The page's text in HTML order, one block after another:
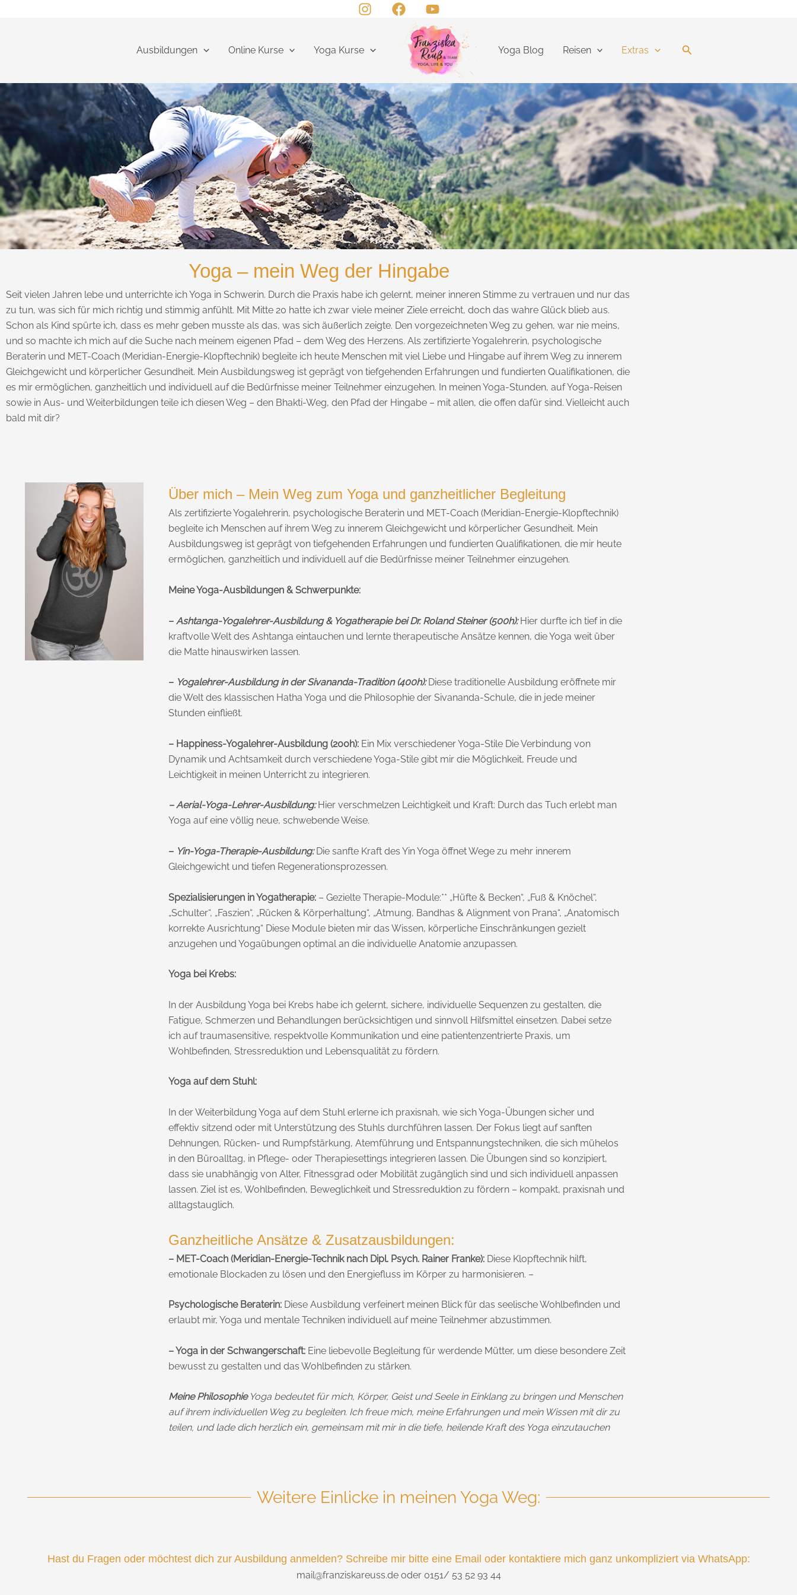
Ausbildungen Online Kurse Yoga Kurse Yoga Blog Reisen Extras Suchen
Yoga – mein Weg der Hingabe
Seit vielen Jahren lebe und unterrichte ich Yoga in Schwerin. Durch die Praxis habe ich gelernt, meiner inneren Stimme zu vertrauen und nur das
zu tun, was sich für mich richtig und stimmig anfühlt. Mit Mitte 20 hatte ich zwar viele meiner Ziele erreicht, doch das wahre Glück blieb aus.
Schon als Kind spürte ich, dass es mehr geben musste als das, was sich äußerlich zeigte. Den vorgezeichneten Weg zu gehen, war nie meins,
und so machte ich mich auf die Suche nach meinem eigenen Pfad – dem Weg des Herzens. Als zertifizierte Yogalehrerin, psychologische
Beraterin und MET-Coach (Meridian-Energie-Klopftechnik) begleite ich heute Menschen mit viel Liebe und Hingabe auf ihrem Weg zu innerem
Gleichgewicht und körperlicher Gesundheit. Mein Ausbildungsweg ist geprägt von tiefgehenden Erfahrungen und fundierten Qualifikationen, die
es mir ermöglichen, ganzheitlich und individuell auf die Bedürfnisse meiner Teilnehmer einzugehen. In meinen Yoga-Stunden, auf Yoga-Reisen
sowie in Aus- und Weiterbildungen teile ich diesen Weg – den Bhakti-Weg, den Pfad der Hingabe – mit allen, die offen dafür sind. Vielleicht auch
bald mit dir?
Über mich – Mein Weg zum Yoga und ganzheitlicher Begleitung
Als zertifizierte Yogalehrerin, psychologische Beraterin und MET-Coach (Meridian-Energie-Klopftechnik)
begleite ich Menschen auf ihrem Weg zu innerem Gleichgewicht und körperlicher Gesundheit. Mein
Ausbildungsweg ist geprägt von tiefgehenden Erfahrungen und fundierten Qualifikationen, die mir heute
ermöglichen, ganzheitlich und individuell auf die Bedürfnisse meiner Teilnehmer einzugehen.
Meine Yoga-Ausbildungen & Schwerpunkte:
–Ashtanga-Yogalehrer-Ausbildung & Yogatherapie bei Dr. Roland Steiner (500h):Hier durfte ich tief in die
kraftvolle Welt des Ashtanga eintauchen und lernte therapeutische Ansätze kennen, die Yoga weit über
die Matte hinauswirken lassen.
– Yogalehrer-Ausbildung in der Sivananda-Tradition (400h): Diese traditionelle Ausbildung eröffnete mir
die Welt des klassischen Hatha Yoga und die Philosophie der Sivananda-Schule, die in jede meiner
Stunden einfließt.
– Happiness-Yogalehrer-Ausbildung (200h):Ein Mix verschiedener Yoga-Stile Die Verbindung von
Dynamik und Achtsamkeit durch verschiedene Yoga-Stile gibt mir die Möglichkeit, Freude und
Leichtigkeit in meinen Unterricht zu integrieren.
– Aerial-Yoga-Lehrer-Ausbildung:Hier verschmelzen Leichtigkeit und Kraft: Durch das Tuch erlebt man
Yoga auf eine völlig neue, schwebende Weise.
– Yin-Yoga-Therapie-Ausbildung: Die sanfte Kraft des Yin Yoga öffnet Wege zu mehr innerem
Gleichgewicht und tiefen Regenerationsprozessen.
Spezialisierungen in Yogatherapie:– Gezielte Therapie-Module:** „Hüfte & Becken“, „Fuß & Knöchel“,
„Schulter“, „Faszien“, „Rücken & Körperhaltung“, „Atmung, Bandhas & Alignment von Prana“, „Anatomisch
korrekte Ausrichtung“ Diese Module bieten mir das Wissen, körperliche Einschränkungen gezielt
anzugehen und Yogaübungen optimal an die individuelle Anatomie anzupassen.
Yoga bei Krebs:
In der Ausbildung Yoga bei Krebs habe ich gelernt, sichere, individuelle Sequenzen zu gestalten, die
Fatigue, Schmerzen und Behandlungen berücksichtigen und sinnvoll Hilfsmittel einsetzen. Dabei setze
ich auf traumasensitive, respektvolle Kommunikation und eine patientenzentrierte Praxis, um
Wohlbefinden, Stressreduktion und Lebensqualität zu fördern.
Yoga auf dem Stuhl:
In der Weiterbildung Yoga auf dem Stuhl erlerne ich praxisnah, wie sich Yoga-Übungen sicher und
effektiv sitzend oder mit Unterstützung des Stuhls durchführen lassen. Der Fokus liegt auf sanften
Dehnungen, Rücken- und Rumpfstärkung, Atemführung und Entspannungstechniken, die sich mühelos
in den Büroalltag, in Pflege- oder Therapiesettings integrieren lassen. Die Übungen sind so konzipiert,
dass sie unabhängig von Alter, Fitnessgrad oder Mobilität zugänglich sind und sich individuell anpassen
lassen. Ziel ist es, Wohlbefinden, Beweglichkeit und Stressreduktion zu fördern – kompakt, praxisnah und
alltagstauglich.
Ganzheitliche Ansätze & Zusatzausbildungen:
– MET-Coach (Meridian-Energie-Technik nach Dipl. Psych. Rainer Franke): Diese Klopftechnik hilft,
emotionale Blockaden zu lösen und den Energiefluss im Körper zu harmonisieren. –
Psychologische Beraterin: Diese Ausbildung verfeinert meinen Blick für das seelische Wohlbefinden und
erlaubt mir, Yoga und mentale Techniken individuell auf meine Teilnehmer abzustimmen.
– Yoga in der Schwangerschaft: Eine liebevolle Begleitung für werdende Mütter, um diese besondere Zeit
bewusst zu gestalten und das Wohlbefinden zu stärken.
Meine PhilosophieYoga bedeutet für mich, Körper, Geist und Seele in Einklang zu bringen und Menschen
auf ihrem individuellen Weg zu begleiten. Ich freue mich, meine Erfahrungen und mein Wissen mit dir zu
teilen, und lade dich herzlich ein, gemeinsam mit mir in die tiefe, heilende Kraft des Yoga einzutauchen
Weitere Einlicke in meinen Yoga Weg:
Hast du Fragen oder möchtest dich zur Ausbildung anmelden? Schreibe mir bitte eine Email oder kontaktiere mich ganz unkompliziert via WhatsApp:
mail@franziskareuss.de oder 0151/ 53 52 93 44